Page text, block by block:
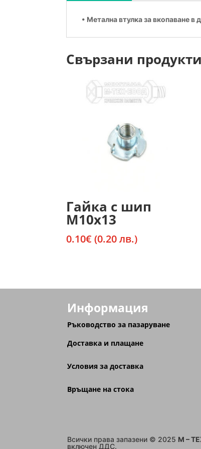
• Метална втулка за вкопаване
Свързани продукти
Гайка с шип
М10х13
0.10€ (0.20 лв.)
Информация
Ръководство за пазаруване
Доставка и плащане
Условия за доставка
Връщане на стока
Всички права запазени © 2025 M –
включен ДДС.